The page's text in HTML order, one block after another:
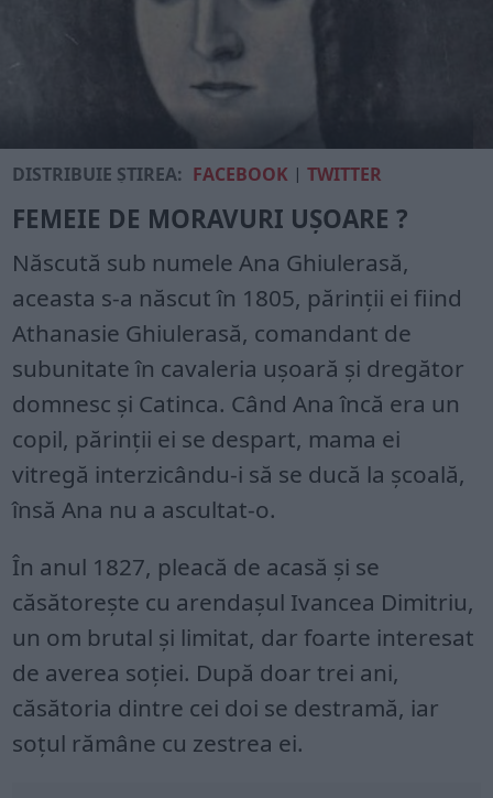
DISTRIBUIE ȘTIREA: FACEBOOK |TWITTER
FEMEIE DE MORAVURI UȘOARE ?
Născută sub numele Ana Ghiulerasă,
aceasta s-a născut în 1805, părinții ei fiind
Athanasie Ghiulerasă, comandant de
subunitate în cavaleria ușoară și dregător
domnesc și Catinca. Când Ana încă era un
copil, părinții ei se despart, mama ei
vitregă interzicându-i să se ducă la școală,
însă Ana nu a ascultat-o.
În anul 1827, pleacă de acasă și se
căsătorește cu arendașul Ivancea Dimitriu,
un om brutal și limitat, dar foarte interesat
de averea soției. După doar trei ani,
căsătoria dintre cei doi se destramă, iar
soțul rămâne cu zestrea ei.